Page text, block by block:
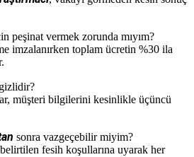
peşinat vermek zorunda mıyım?
imzalanırken toplam ücretin %30 ila
müşteri bilgilerini kesinlikle üçüncü
sonra vazgeçebilir miyim?
fesih koşullarına uyarak her